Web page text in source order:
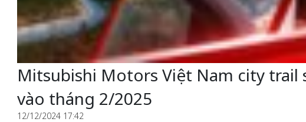
Mitsubishi Motors Việt Nam city trail
vào tháng 2/2025
12/12/2024 17:42